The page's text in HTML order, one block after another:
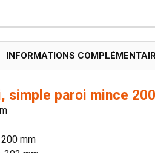
INFORMATIONS
simple paroi mince
mm